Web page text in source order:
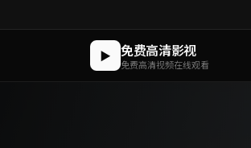
▶ 免费高清影视
免费高清视频在线观看